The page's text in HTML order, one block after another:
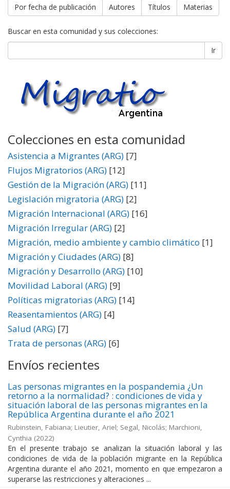
Por fecha de publicación Autores Títulos Materias
Buscar en esta comunidad y sus colecciones:
Ir
Colecciones en esta comunidad
Asistencia a Migrantes (ARG) [7]
Flujos Migratorios (ARG) [12]
Gestión de la Migración (ARG) [11]
Legislación migratoria (ARG) [2]
Migración Internacional (ARG) [16]
Migración Irregular (ARG) [2]
Migración, medio ambiente y cambio climático [1]
Migración y Ciudades (ARG) [8]
Migración y Desarrollo (ARG) [10]
Movilidad Laboral (ARG) [9]
Políticas migratorias (ARG) [14]
Reasentamientos (ARG) [4]
Salud (ARG) [7]
Trata de personas (ARG) [6]
Envíos recientes
Las personas migrantes en la pospandemia ¿Un
retorno a la normalidad? : condiciones de vida y
situación laboral de las personas migrantes en la
República Argentina durante el año 2021
Rubinstein, Fabiana; Lieutier, Ariel; Segal, Nicolás; Marchioni,
Cynthia (2022)
En el presente trabajo se analizan la situación laboral y las
condiciones de vida de la población migrante en la República
Argentina durante el año 2021, momento en que empezaron a
superarse las restricciones y alteraciones ...